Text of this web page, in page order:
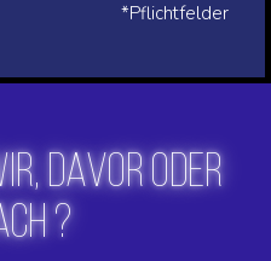
*Pflichtfelder
DAVOR ODER
?